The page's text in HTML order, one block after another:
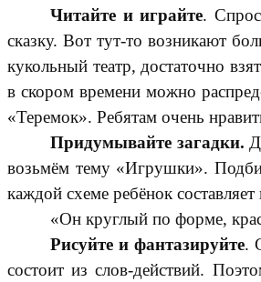
Читайте и играйте.
сказку. Вот тут-то возникают
кукольный театр, достаточно
в скором времени можно
«Теремок». Ребятам очень
Придумывайте загадки.
возьмём тему «Игрушки».
каждой схеме ребёнок
«Он круглый по форме,
Рисуйте и фантазируйте.
состоит из слов-действий.